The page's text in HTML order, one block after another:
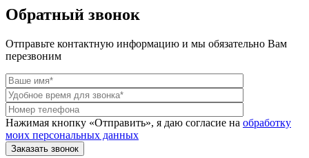
Обратный звонок
Отправьте контактную информацию и мы обязательно Вам
перезвоним
Нажимая кнопку «Отправить», я даю согласие на обработку
моих персональных данных